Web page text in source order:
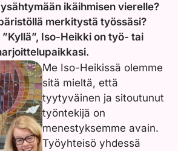
ikäihmisen vierelle?
merkitystä työssäsi?
Iso-Heikki on työ- tai
Me Iso-Heikissä olemme
sitä mieltä, että
tyytyväinen ja sitoutunut
työntekijä on
menestyksemme avain.
Työyhteisö yhdessä